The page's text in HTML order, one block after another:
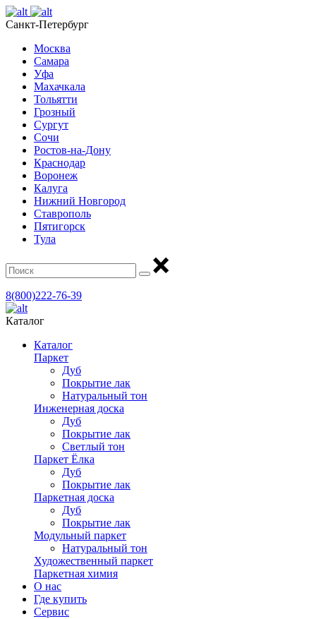
Санкт-Петербург
Москва
Самара
Уфа
Махачкала
Тольятти
Грозный
Сургут
Сочи
Ростов-на-Дону
Краснодар
Воронеж
Калуга
Нижний Новгород
Ставрополь
Пятигорск
Тула
8(800)222-76-39
Каталог
Каталог
Паркет
Дуб
Покрытие лак
Натуральный тон
Инженерная доска
Дуб
Покрытие лак
Светлый тон
Паркет Ёлка
Дуб
Покрытие лак
Паркетная доска
Дуб
Покрытие лак
Модульный паркет
Натуральный тон
Художественный паркет
Паркетная химия
О нас
Где купить
Сервис